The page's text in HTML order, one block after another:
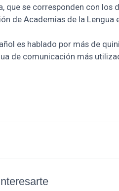
que se corresponden con los
de Academias de la Lengua
es hablado por más de
de comunicación más